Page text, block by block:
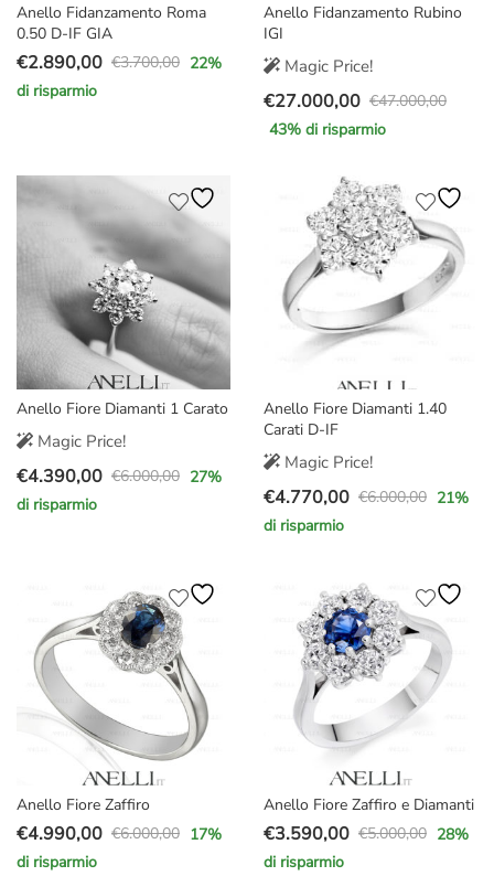
Anello Fidanzamento Roma
0.50 D-IF GIA
€3.700,00
Il
prezzo
€3.700,00.
€2.890,00
Il
prezzo
€2.890,00.
22%
di risparmio
Anello Fidanzamento Rubino
IGI
Magic Price!
€47.000,00
Il
prezzo
€47.000,00.
€27.000,00
Il
prezzo
€27.000,00.
43% di risparmio
Anello Fiore Diamanti 1 Carato
Magic Price!
€6.000,00
Il
prezzo
€4.390,00
Il
prezzo
27%
di risparmio
Anello Fiore Diamanti 1.40
Carati D-IF
Magic Price!
€6.000,00
Il
prezzo
€6.000,00.
€4.770,00
Il
prezzo
€4.770,00.
21%
di risparmio
Anello Fiore Zaffiro
€6.000,00
Il
prezzo
€4.990,00
Il
prezzo
17%
di risparmio
Anello Fiore Zaffiro e Diamanti
€5.000,00
Il
prezzo
€3.590,00
Il
prezzo
28%
di risparmio